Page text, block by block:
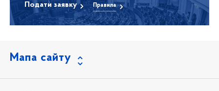
Подати заявку Правила
Мапа сайту